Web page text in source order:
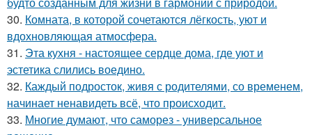
30. Комната, в которой сочетаются лёгкость, уют и
вдохновляющая атмосфера.
31. Эта кухня - настоящее сердце дома, где уют и
эстетика слились воедино.
32. Каждый подросток, живя с родителями, со временем,
начинает ненавидеть всё, что происходит.
33. Многие думают, что саморез - универсальное